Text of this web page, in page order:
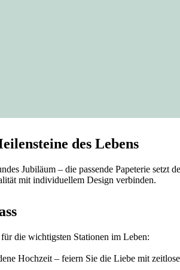
des Lebens
Jubiläum – die passende Papeterie setzt
mit individuellem Design verbinden.
die wichtigsten Stationen im Leben:
Hochzeit – feiern Sie die Liebe mit